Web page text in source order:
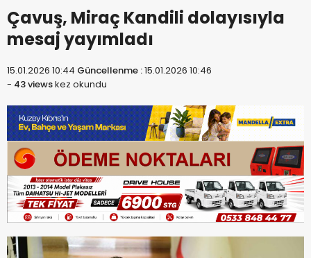
Çavuş, Miraç Kandili dolayısıyla
mesaj yayımladı
15.01.2026 10:44 Güncellenme :15.01.2026 10:46
- 43 viewskez okundu